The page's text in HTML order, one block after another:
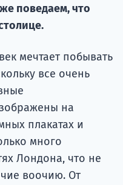
поведаем, что
мечтает побывать
все очень
на
плакатах и
много
Лондона, что не
воочию. От